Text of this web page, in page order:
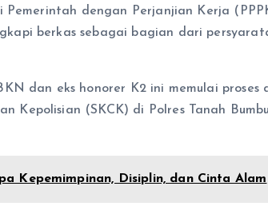
Pemerintah dengan Perjanjian Kerja
berkas sebagai bagian dari
dan eks honorer K2 ini memulai proses
Kepolisian (SKCK) di Polres Tanah
Kepemimpinan, Disiplin, dan Cinta Alam